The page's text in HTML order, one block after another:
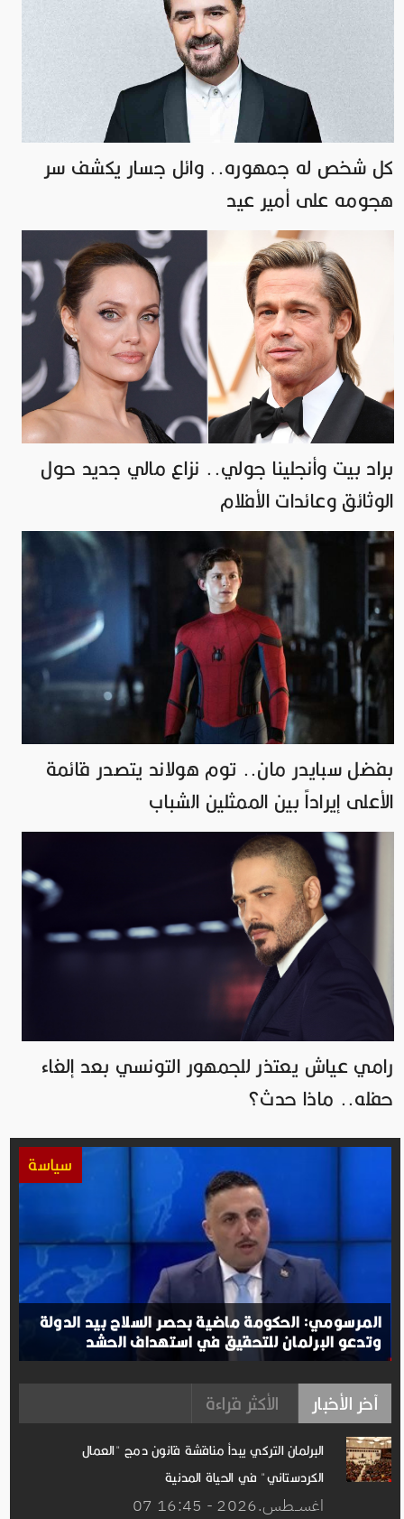
كل شخص له جمهوره.. وائل جسار يكشف سر
هجومه على أمير عيد
براد بيت وأنجلينا جولي.. نزاع مالي جديد حول
الوثائق وعائدات الأفلام
بفضل سبايدر مان.. توم هولاند يتصدر قائمة
الأعلى إيراداً بين الممثلين الشباب
رامي عياش يعتذر للجمهور التونسي بعد إلغاء
حفله.. ماذا حدث؟
سياسة
المرسومي: الحكومة ماضية بحصر السلاح بيد الدولة
وتدعو البرلمان للتحقيق في استهداف الحشد
آخر الأخبار الأكثر قراءة
البرلمان التركي يبدأ مناقشة قانون دمج "العمال
الكردستاني" في الحياة المدنية
07 اغســطس.2026 - 16:45